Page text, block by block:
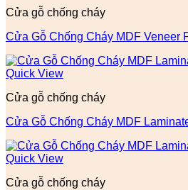
Cửa gỗ chống cháy
Cửa Gỗ Chống Cháy MDF Veneer
Quick View
Cửa gỗ chống cháy
Cửa Gỗ Chống Cháy MDF
Quick View
Cửa gỗ chống cháy